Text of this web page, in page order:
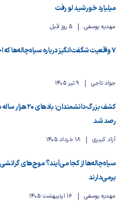
میلیارد خورشید لو رفت
مهدیه یوسفی 5 روز قبل
۷ واقعیت شگفت‌انگیز درباره سیاه‌چاله‌ها که احتمالاً نمی‌دانید
جواد تاجی 9 تیر 1405
کشف بزرگ
رصد شد
آزاد کبیری 18 خرداد 1405
سیاه‌چاله‌ها از کجا می‌آیند؟ موج‌های
برمی‌دارند
مهدیه یوسفی 16 اردیبهشت 1405